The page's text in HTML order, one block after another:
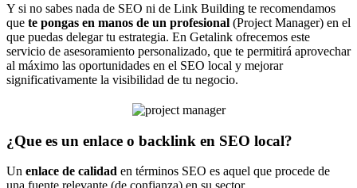
Y si no sabes nada de SEO ni de Link Building te recomendamos
que te pongas en manos de un profesional (Project Manager) en el
que puedas delegar tu estrategia. En Getalink ofrecemos este
servicio de asesoramiento personalizado, que te permitirá aprovechar
al máximo las oportunidades en el SEO local y mejorar
significativamente la visibilidad de tu negocio.
¿Que es un enlace o backlink en SEO local?
Un enlace de calidad en términos SEO es aquel que procede de